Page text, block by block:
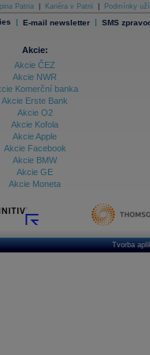
Patria Kariéra v Patrii Podmínky
| E-mail newsletter | SMS
Akcie:
Akcie ČEZ
Akcie NWR
Komerční banka
Akcie Erste Bank
Akcie O2
Akcie Kofola
Akcie Apple
Akcie Facebook
Akcie BMW
Akcie GE
Akcie Moneta
Tvorba